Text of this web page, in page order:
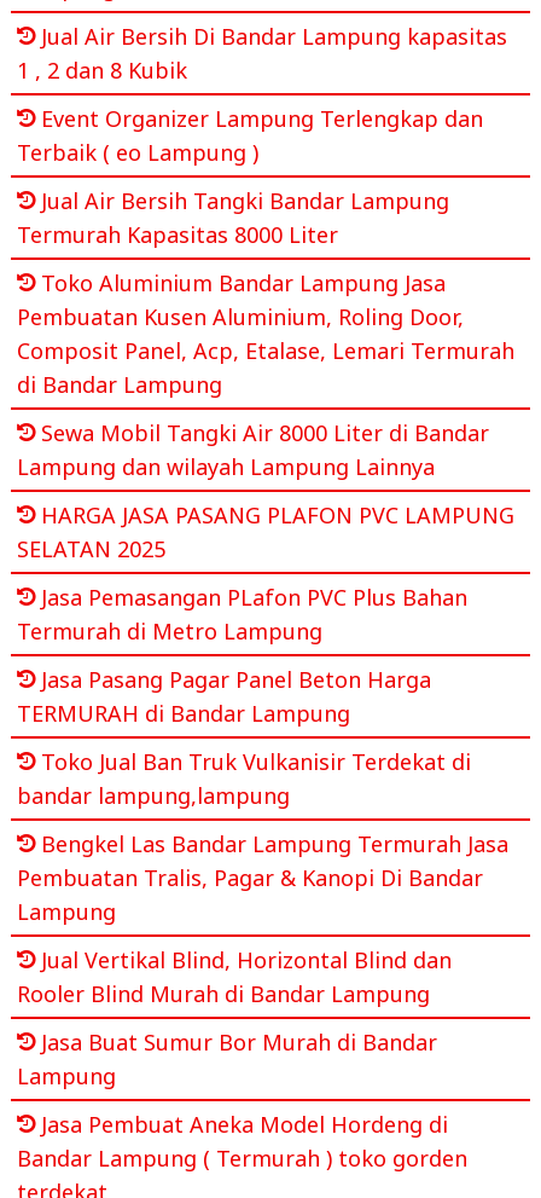
Jual Air Bersih Di Bandar Lampung kapasitas
1 , 2 dan 8 Kubik
Event Organizer Lampung Terlengkap dan
Terbaik ( eo Lampung )
Jual Air Bersih Tangki Bandar Lampung
Termurah Kapasitas 8000 Liter
Toko Aluminium Bandar Lampung Jasa
Pembuatan Kusen Aluminium, Roling Door,
Composit Panel, Acp, Etalase, Lemari Termurah
di Bandar Lampung
Sewa Mobil Tangki Air 8000 Liter di Bandar
Lampung dan wilayah Lampung Lainnya
HARGA JASA PASANG PLAFON PVC LAMPUNG
SELATAN 2025
Jasa Pemasangan PLafon PVC Plus Bahan
Termurah di Metro Lampung
Jasa Pasang Pagar Panel Beton Harga
TERMURAH di Bandar Lampung
Toko Jual Ban Truk Vulkanisir Terdekat di
bandar lampung,lampung
Bengkel Las Bandar Lampung Termurah Jasa
Pembuatan Tralis, Pagar & Kanopi Di Bandar
Lampung
Jual Vertikal Blind, Horizontal Blind dan
Rooler Blind Murah di Bandar Lampung
Jasa Buat Sumur Bor Murah di Bandar
Lampung
Jasa Pembuat Aneka Model Hordeng di
Bandar Lampung ( Termurah ) toko gorden
terdekat